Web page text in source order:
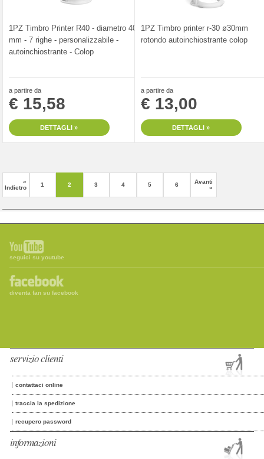
1PZ Timbro Printer R40 - diametro 40
mm - 7 righe - personalizzabile -
autoinchiostrante - Colop
a partire da
€ 15,58
DETTAGLI »
1PZ Timbro printer r-30 ø30mm
rotondo autoinchiostrante colop
a partire da
€ 13,00
DETTAGLI »
«
Indietro
1 2 3 4 5 6
Avanti
»
seguici su youtube
diventa fan su facebook
servizio clienti
contattaci online
traccia la spedizione
recupero password
informazioni